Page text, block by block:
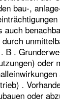
bau-,
auch
B .
oder
.
oder